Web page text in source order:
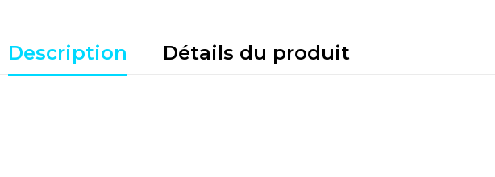
Description Détails du produit